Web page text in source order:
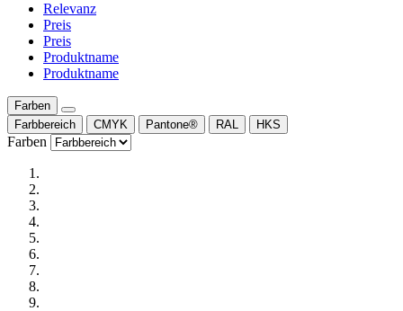
Relevanz
Preis
Preis
Produktname
Produktname
Farben
Farbbereich
CMYK Pantone® RAL HKS
Farben